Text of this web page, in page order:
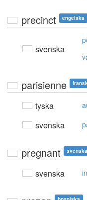
precinct engelska
svenska
parisienne
tyska
svenska
pregnant svenska
svenska